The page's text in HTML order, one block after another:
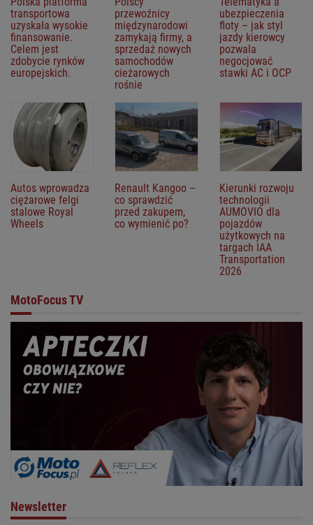
transportowa
uzyskała wysokie
finansowanie.
Celem jest
zdobycie rynków
europejskich.
przewoźnicy
międzynarodowi
zamykają firmy, a
sprzedaż nowych
samochodów
cieżarowych
rośnie
ubezpieczenia
floty – jak styl
jazdy kierowcy
pozwala
negocjować
stawki AC i OCP
Autos wprowadza
ciężarowe felgi
stalowe Royal
Wheels
Renault Kangoo –
co sprawdzić
przed zakupem,
co wymienić po?
Kierunki rozwoju
technologii
AUMOVIO dla
pojazdów
użytkowych na
targach IAA
Transportation
2026
MotoFocus TV
Newsletter